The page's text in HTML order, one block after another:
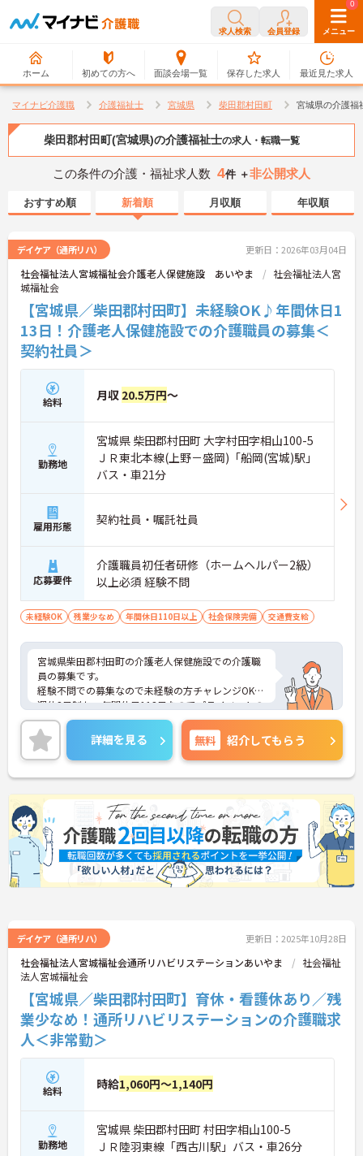
求人検索 会員登録 メニュー
ホーム 初めての方へ 面談会場一覧
0
保存した求人
0
最近見た求人
マイナビ介護職 介護福祉士 宮城県 柴田郡村田町 宮城県の介護福
柴田郡村田町(宮城県)の介護福祉士の求人・転職一覧
この条件の介護・福祉求人数 4件 ＋非公開求人
おすすめ順 新着順 月収順 年収順
デイケア（通所リハ） 更新日：2026年03月04日
社会福祉法人宮城福祉会介護老人保健施設 あいやま
社会福祉法人宮
城福祉会
【宮城県／柴田郡村田町】未経験OK♪年間休日1
13日！介護老人保健施設での介護職員の募集＜
契約社員＞
給料 月収 20.5万円～
勤務地
宮城県 柴田郡村田町 大字村田字相山100-5
ＪＲ東北本線(上野－盛岡)「船岡(宮城)駅」
バス・車21分
雇用形態 契約社員・嘱託社員
応募要件
介護職員初任者研修（ホームヘルパー2級）
以上必須 経験不問
未経験OK 残業少なめ 年間休日110日以上 社会保険完備 交通費支給
宮城県柴田郡村田町の介護老人保健施設での介護職
員の募集です。
経験不問での募集なので未経験の方チャレンジOK！
週休2日制かつ年間休日113日なのでプライベートの
予定も立てやすいです。
ご興味のある方は、面接のポイントをお伝えします
のでお気軽にお問い合せください。
詳細を見る 無料 紹介してもらう
デイケア（通所リハ） 更新日：2025年10月28日
社会福祉法人宮城福祉会通所リハビリステーションあいやま
社会福祉
法人宮城福祉会
【宮城県／柴田郡村田町】育休・看護休あり／残
業少なめ！通所リハビリステーションの介護職求
人＜非常勤＞
給料 時給1,060円～1,140円
勤務地
宮城県 柴田郡村田町 村田字相山100-5
ＪＲ陸羽東線「西古川駅」バス・車26分